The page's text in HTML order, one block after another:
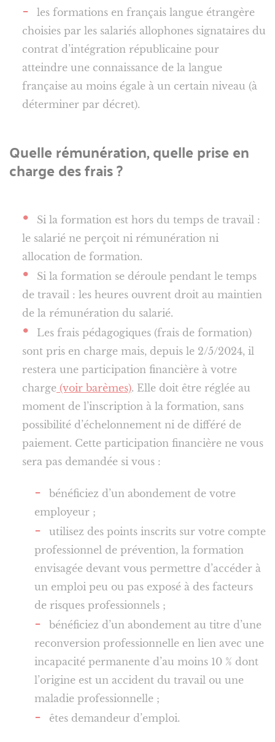
les formations en français langue étrangère
choisies par les salariés allophones signataires du
contrat d’intégration républicaine pour
atteindre une connaissance de la langue
française au moins égale à un certain niveau (à
déterminer par décret).
Quelle rémunération, quelle prise en
charge des frais ?
Si la formation est hors du temps de travail :
le salarié ne perçoit ni rémunération ni
allocation de formation.
Si la formation se déroule pendant le temps
de travail : les heures ouvrent droit au maintien
de la rémunération du salarié.
Les frais pédagogiques (frais de formation)
sont pris en charge mais, depuis le 2/5/2024, il
restera une participation financière à votre
charge(voir barèmes). Elle doit être réglée au
moment de l’inscription à la formation, sans
possibilité d’échelonnement ni de différé de
paiement. Cette participation financière ne vous
sera pas demandée si vous :
bénéficiez d’un abondement de votre
employeur ;
utilisez des points inscrits sur votre compte
professionnel de prévention, la formation
envisagée devant vous permettre d’accéder à
un emploi peu ou pas exposé à des facteurs
de risques professionnels ;
bénéficiez d’un abondement au titre d’une
reconversion professionnelle en lien avec une
incapacité permanente d’au moins 10 % dont
l’origine est un accident du travail ou une
maladie professionnelle ;
êtes demandeur d’emploi.